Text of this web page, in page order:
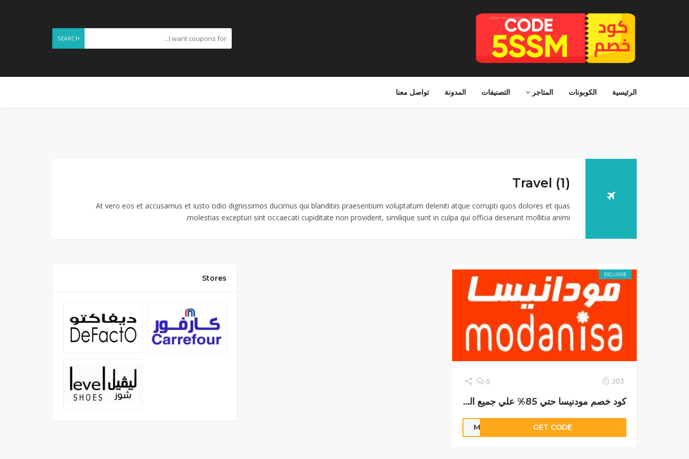
SEARCH
تواصل معنا المدونة التصنيفات المتاجر الكوبونات الرئيسية
Travel (1)
At vero eos et accusamus et iusto odio dignissimos ducimus qui blanditiis praesentium voluptatum deleniti atque corrupti quos dolores et quas
molestias excepturi sint occaecati cupiditate non provident, similique sunt in culpa qui officia deserunt mollitia animi.
EXCLUSIVE
303
0
كود خصم مودنيسا حتي 85% علي جميع المنتجات الان
GET CODE
Stores